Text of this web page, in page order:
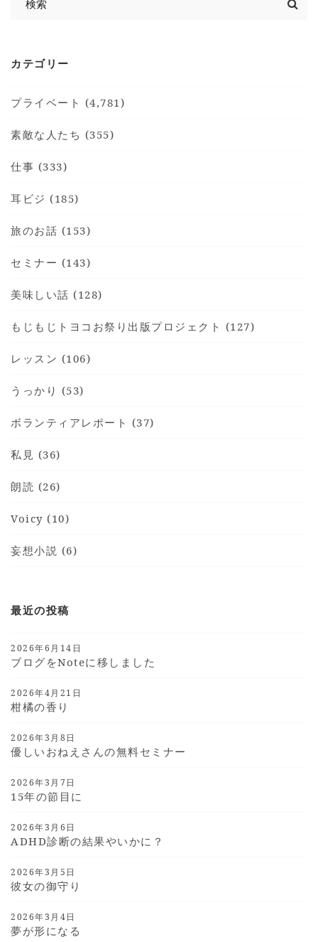
VOICE GALLERY
WORKS
CONTACT
カテゴリー
プライベート (4,781)
素敵な人たち (355)
仕事 (333)
耳ビジ (185)
旅のお話 (153)
セミナー (143)
美味しい話 (128)
もじもじトヨコお祭り出版プロジェクト (127)
レッスン (106)
うっかり (53)
ボランティアレポート (37)
私見 (36)
朗読 (26)
Voicy (10)
妄想小説 (6)
最近の投稿
2026年6月14日
ブログをnoteに移しました
2026年4月21日
柑橘の香り
2026年3月8日
優しいおねえさんの無料セミナー
2026年3月7日
15年の節目に
2026年3月6日
ADHD診断の結果やいかに？
2026年3月5日
彼女の御守り
2026年3月4日
夢が形になる